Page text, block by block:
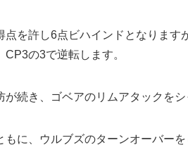
点を許し6点ビハインドとなりま
の3で逆転します。
続き、ゴベアのリムアタックを
もに、ウルブズのターンオーバー